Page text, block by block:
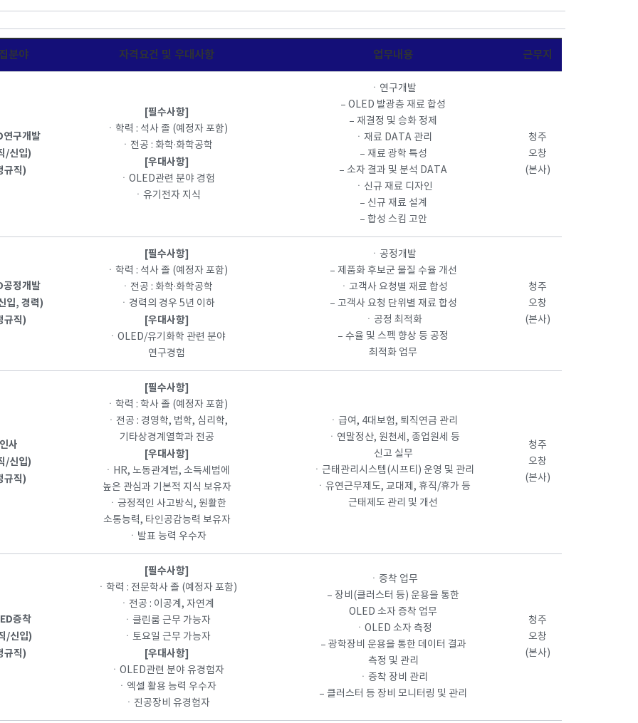
분야 자격요건 및 우대사항 업무내용 근무지
연구개발
/신입)
규직)
[필수사항]
ㆍ학력 : 석사 졸 (예정자 포함)
ㆍ전공 : 화학·화학공학
[우대사항]
ㆍOLED관련 분야 경험
ㆍ유기전자 지식
ㆍ연구개발
– OLED 발광층 재료 합성
– 재결정 및 승화 정제
ㆍ재료 DATA 관리
– 재료 광학 특성
– 소자 결과 및 분석 DATA
ㆍ신규 재료 디자인
– 신규 재료 설계
– 합성 스킴 고안
청주
오창
(본사)
공정개발
입, 경력)
규직)
[필수사항]
ㆍ학력 : 석사 졸 (예정자 포함)
ㆍ전공 : 화학·화학공학
ㆍ경력의 경우 5년 이하
[우대사항]
ㆍOLED/유기화학 관련 분야
연구경험
ㆍ공정개발
– 제품화 후보군 물질 수율 개선
ㆍ고객사 요청별 재료 합성
– 고객사 요청 단위별 재료 합성
ㆍ공정 최적화
– 수율 및 스펙 향상 등 공정
최적화 업무
청주
오창
(본사)
인사
/신입)
규직)
[필수사항]
ㆍ학력 : 학사 졸 (예정자 포함)
ㆍ전공 : 경영학, 법학, 심리학,
기타상경계열학과 전공
[우대사항]
ㆍHR, 노동관계법, 소득세법에
높은 관심과 기본적 지식 보유자
ㆍ긍정적인 사고방식, 원활한
소통능력, 타인공감능력 보유자
ㆍ발표 능력 우수자
ㆍ급여, 4대보험, 퇴직연금 관리
ㆍ연말정산, 원천세, 종업원세 등
신고 실무
ㆍ근태관리시스템(시프티) 운영 및 관리
ㆍ유연근무제도, 교대제, 휴직/휴가 등
근태제도 관리 및 개선
청주
오창
(본사)
증착
/신입)
규직)
[필수사항]
ㆍ학력 : 전문학사 졸 (예정자 포함)
ㆍ전공 : 이공계, 자연계
ㆍ클린룸 근무 가능자
ㆍ토요일 근무 가능자
[우대사항]
ㆍOLED관련 분야 유경험자
ㆍ엑셀 활용 능력 우수자
ㆍ진공장비 유경험자
ㆍ증착 업무
– 장비(클러스터 등) 운용을 통한
OLED 소자 증착 업무
ㆍOLED 소자 측정
– 광학장비 운용을 통한 데이터 결과
측정 및 관리
ㆍ증착 장비 관리
– 클러스터 등 장비 모니터링 및 관리
청주
오창
(본사)